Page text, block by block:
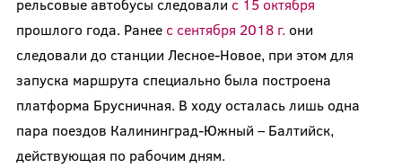
прошлого года. Ранее с сентября 2018 г. они
следовали до станции Лесное-Новое, при этом для
запуска маршрута специально была построена
платформа Брусничная. В ходу осталась лишь одна
пара поездов Калининград-Южный – Балтийск,
действующая по рабочим дням.